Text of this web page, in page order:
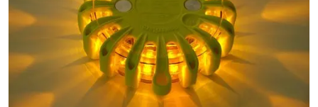
Beskyttelsesutstyr
Bagger og sekker